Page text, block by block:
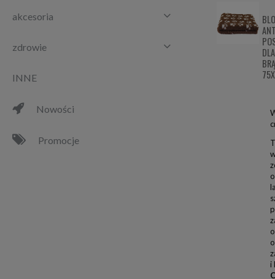
akcesoria
zdrowie
INNE
Nowości
Promocje
i